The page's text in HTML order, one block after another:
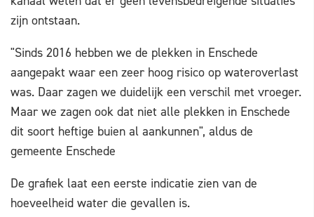
zijn ontstaan.
"Sinds 2016 hebben we de plekken in Enschede
aangepakt waar een zeer hoog risico op wateroverlast
was. Daar zagen we duidelijk een verschil met vroeger.
Maar we zagen ook dat niet alle plekken in Enschede
dit soort heftige buien al aankunnen", aldus de
gemeente Enschede
De grafiek laat een eerste indicatie zien van de
hoeveelheid water die gevallen is.